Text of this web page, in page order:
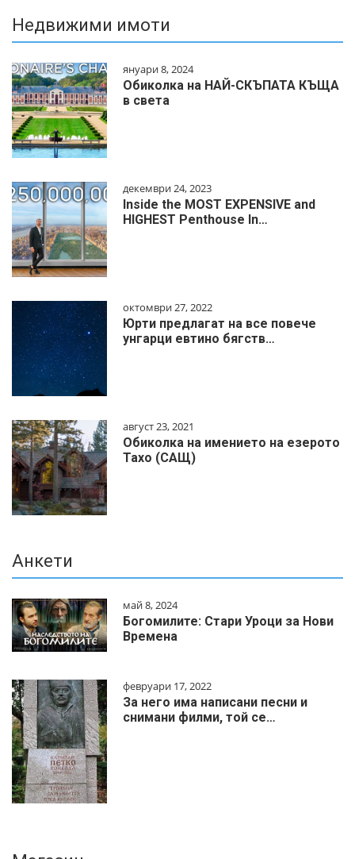
Недвижими имоти
януари 8, 2024
Обиколка на НАЙ-СКЪПАТА КЪЩА
в света
декември 24, 2023
Inside the MOST EXPENSIVE and
HIGHEST Penthouse In…
октомври 27, 2022
Юрти предлагат на все повече
унгарци евтино бягств…
август 23, 2021
Обиколка на имението на езерото
Тахо (САЩ)
Анкети
май 8, 2024
Богомилите: Стари Уроци за Нови
Времена
февруари 17, 2022
За него има написани песни и
снимани филми, той се…